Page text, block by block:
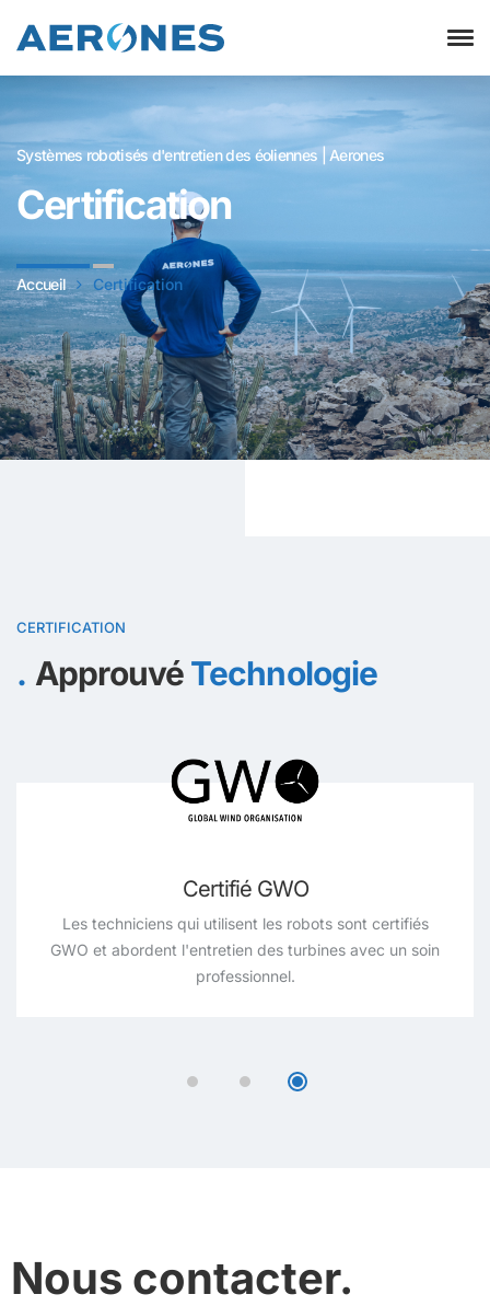
Systèmes robotisés d'entretien des éoliennes | Aerones
Certification
Accueil Certification
CERTIFICATION
ApprouvéTechnologie
Certifié GWO
Les techniciens qui utilisent les robots sont certifiés
GWO et abordent l'entretien des turbines avec un soin
professionnel.
Nous contacter.